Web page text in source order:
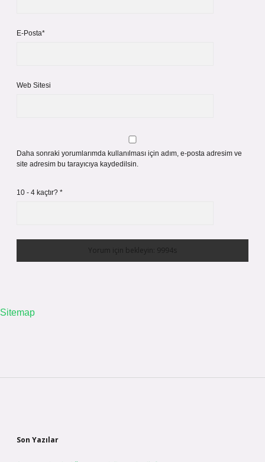
E-Posta*
Web Sitesi
Daha sonraki yorumlarımda kullanılması için adım, e-posta adresim ve
site adresim bu tarayıcıya kaydedilsin.
10 - 4 kaçtır? *
Sitemap
Son Yazılar